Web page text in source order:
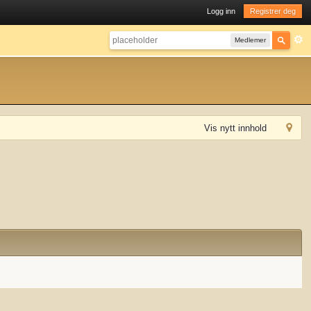
Logg inn Registrer deg
Medlemer
Vis nytt innhold